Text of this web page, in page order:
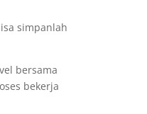
simpanlah
bersama
bekerja